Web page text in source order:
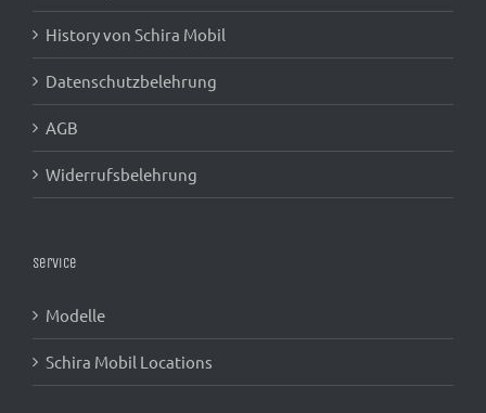
History von Schira Mobil
Datenschutzbelehrung
AGB
Widerrufsbelehrung
Service
Modelle
Schira Mobil Locations